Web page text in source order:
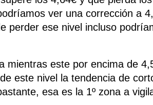
ver una corrección a
perder ese nivel incluso
mientras este por encima de
este nivel la tendencia de
esa es la 1º zona a